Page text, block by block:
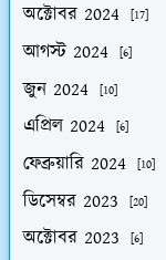
অক্টোবর 2024 [17]
আগস্ট 2024 [6]
জুন 2024 [10]
এপ্রিল 2024 [6]
ফেব্রুয়ারি 2024 [10]
ডিসেম্বর 2023 [20]
অক্টোবর 2023 [6]